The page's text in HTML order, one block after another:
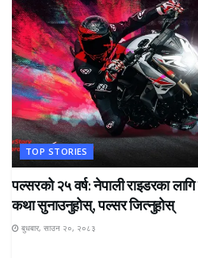
TOP STORIES
पल्सरको २५ वर्ष: नेपाली राइडरका
कथा सुनाउनुहोस्, पल्सर जित्नुहोस्
बुधबार, साउन २०, २०८३